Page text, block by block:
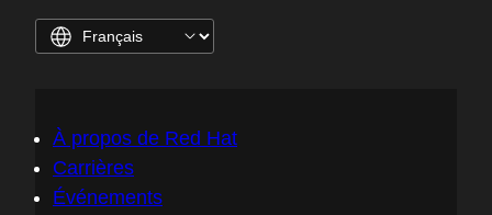
À propos de Red Hat
Carrières
Événements